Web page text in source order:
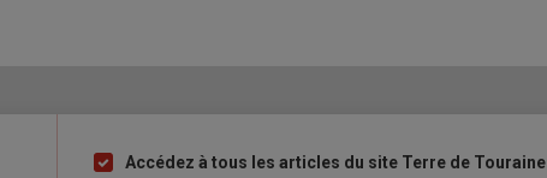
ListeAccédez à tous les articles du site Terre de Touraine